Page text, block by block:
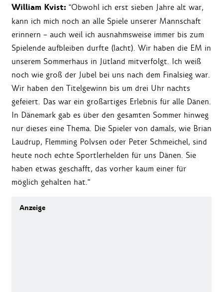
William Kvist: "Obwohl ich erst sieben Jahre alt war,
kann ich mich noch an alle Spiele unserer Mannschaft
erinnern – auch weil ich ausnahmsweise immer bis zum
Spielende aufbleiben durfte (lacht). Wir haben die EM in
unserem Sommerhaus in Jütland mitverfolgt. Ich weiß
noch wie groß der Jubel bei uns nach dem Finalsieg war.
Wir haben den Titelgewinn bis um drei Uhr nachts
gefeiert. Das war ein großartiges Erlebnis für alle Dänen.
In Dänemark gab es über den gesamten Sommer hinweg
nur dieses eine Thema. Die Spieler von damals, wie Brian
Laudrup, Flemming Polvsen oder Peter Schmeichel, sind
heute noch echte Sportlerhelden für uns Dänen. Sie
haben etwas geschafft, das vorher kaum einer für
möglich gehalten hat."